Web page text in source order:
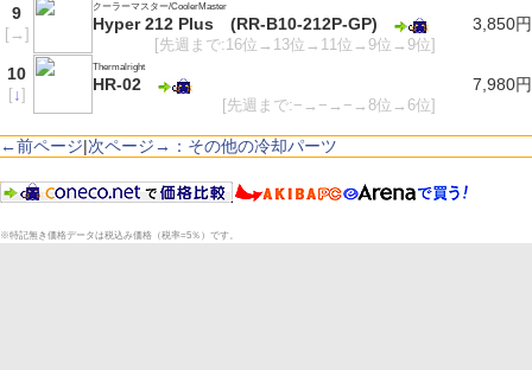
9
[→ ]
クーラーマスター/CoolerMaster
Hyper 212 Plus (RR-B10-212P-GP)
[先週まで:16位→13位→11位→9位→9位]
3,850円
10
[↓]
Thermalright
HR-02
[先週まで:−→−→−→8位→6位]
7,980円
←前ページ|次ページ→：その他の冷却パーツ
※特記無き価格データは税込み価格（税率=5％）です。